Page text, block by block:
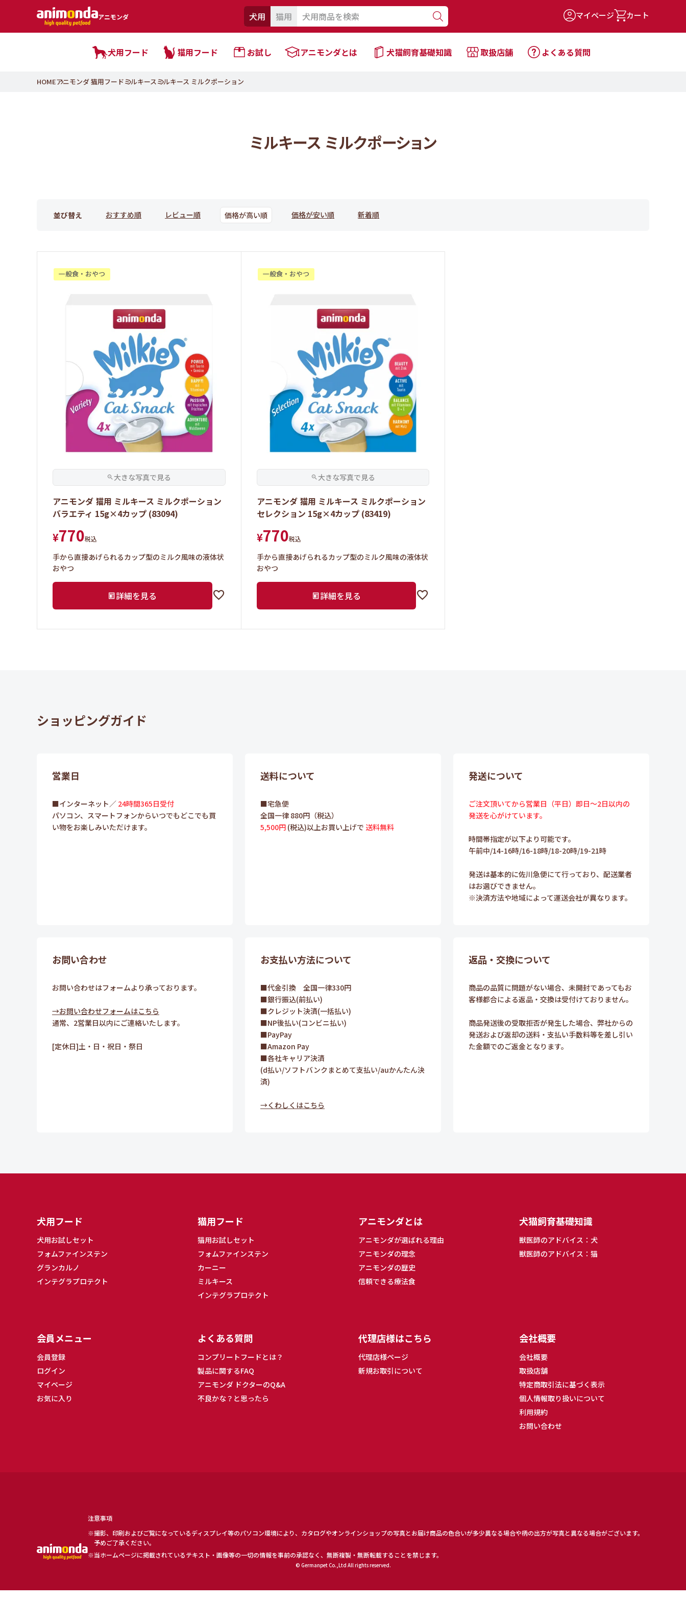
アニモンダ 犬用 猫用 マイページ カート
犬用フード 猫用フード お試し アニモンダとは 犬猫飼育基礎知識 取扱店舗 よくある質問
HOMEアニモンダ 猫用フードミルキースミルキース ミルクポーション
ミルキース ミルクポーション
並び替え おすすめ順 レビュー順 価格が高い順 価格が安い順 新着順
一般食・おやつ
アニモンダ 猫用 ミルキース ミルクポーション
バラエティ 15g×4カップ (83094)
¥770税込
手から直接あげられるカップ型のミルク風味の液体状
おやつ
詳細を見る
一般食・おやつ
アニモンダ 猫用 ミルキース ミルクポーション
セレクション 15g×4カップ (83419)
¥770税込
手から直接あげられるカップ型のミルク風味の液体状
おやつ
詳細を見る
ショッピングガイド
営業日
■インターネット／ 24時間365日受付
パソコン、スマートフォンからいつでもどこでも買
い物をお楽しみいただけます。
送料について
■宅急便
全国一律 880円（税込）
5,500円 (税込)以上お買い上げで 送料無料
発送について
ご注文頂いてから営業日（平日）即日～2日以内の
発送を心がけています。
時間帯指定が以下より可能です。
午前中/14-16時/16-18時/18-20時/19-21時
発送は基本的に佐川急便にて行っており、配送業者
はお選びできません。
※決済方法や地域によって運送会社が異なります。
お問い合わせ
お問い合わせはフォームより承っております。
→お問い合わせフォームはこちら
通常、2営業日以内にご連絡いたします。
[定休日]土・日・祝日・祭日
お支払い方法について
■代金引換 全国一律330円
■銀行振込(前払い)
■クレジット決済(一括払い)
■NP後払い(コンビニ払い)
■PayPay
■Amazon Pay
■各社キャリア決済
(d払い/ソフトバンクまとめて支払い/auかんたん決
済)
→くわしくはこちら
返品・交換について
商品の品質に問題がない場合、未開封であってもお
客様都合による返品・交換は受付けておりません。
商品発送後の受取拒否が発生した場合、弊社からの
発送および返却の送料・支払い手数料等を差し引い
た金額でのご返金となります。
犬用フード
犬用お試しセット
フォムファインステン
グランカルノ
インテグラプロテクト
猫用フード
猫用お試しセット
フォムファインステン
カーニー
ミルキース
インテグラプロテクト
アニモンダとは
アニモンダが選ばれる理由
アニモンダの理念
アニモンダの歴史
信頼できる療法食
犬猫飼育基礎知識
獣医師のアドバイス：犬
獣医師のアドバイス：猫
会員メニュー
会員登録
ログイン
マイページ
お気に入り
よくある質問
コンプリートフードとは？
製品に関するFAQ
アニモンダ ドクターのQ&A
不良かな？と思ったら
代理店様はこちら
代理店様ページ
新規お取引について
会社概要
会社概要
取扱店舗
特定商取引法に基づく表示
個人情報取り扱いについて
利用規約
お問い合わせ
注意事項
撮影、印刷およびご覧になっているディスプレイ等のパソコン環境により、カタログやオンラインショップの写真とお届け商品の色合いが多少異なる場合や柄の出方が写真と異なる場合がございます。
予めご了承ください。
当ホームページに掲載されているテキスト・画像等の一切の情報を事前の承認なく、無断複製・無断転載することを禁じます。
© Germanpet Co.,Ltd All rights reserved.